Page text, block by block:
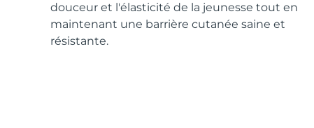
douceur et l'élasticité de la jeunesse tout en
maintenant une barrière cutanée saine et
résistante.